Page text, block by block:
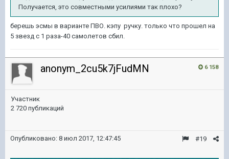
Получается, это совместными усилиями так плохо?
берешь эсмы в варианте ПВО. кэпу ручку. только что прошел на
5 звезд с 1 раза-40 самолетов сбил.
6 158
anonym_2cu5k7jFudMN
Участник
2 720 публикаций
#19
Опубликовано: 8 июл 2017, 12:47:45